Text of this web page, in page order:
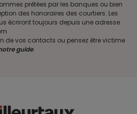
prêtées par les banques ou bien
des honoraires des courtiers. Les
écriront toujours depuis une adresse
de vos contacts ou pensez être victime
guide.